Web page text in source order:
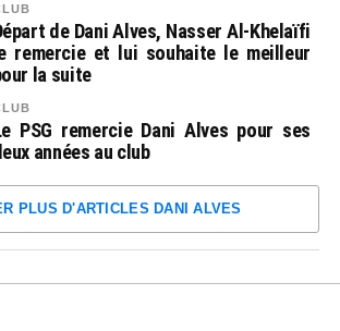
de Dani Alves, Nasser Al-Khelaïfi
remercie et lui souhaite le meilleur
la suite
PSG remercie Dani Alves pour ses
années au club
PLUS D'ARTICLES DANI ALVES